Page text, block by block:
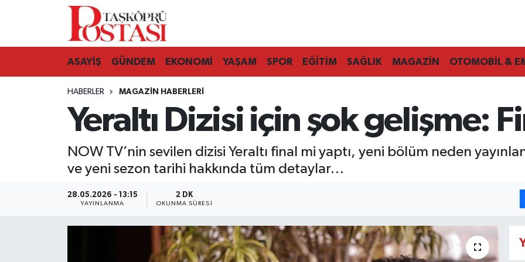
ASAYİŞ GÜNDEM EKONOMİ YAŞAM SPOR EĞİTİM SAĞLIK MAGAZİN OTOMOBİL &
HABERLER MAGAZIN HABERLERI
Yeraltı Dizisi için şok gelişme:
NOW TV’nin sevilen dizisi Yeraltı final mi yaptı, yeni bölüm neden
ve yeni sezon tarihi hakkında tüm detaylar…
28.05.2026 - 13:15
YAYINLANMA
2 DK
OKUNMA SÜRESI
Kastamonu Vefat Edenler
Araç Haberleri
Azdavay Haberleri
Bozkurt Haberleri